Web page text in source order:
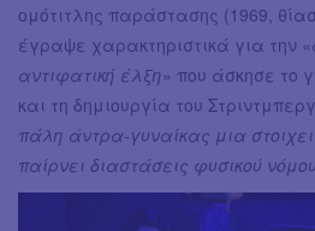
ομότιτλης παράστασης (1969,
έγραψε χαρακτηριστικά για την «
αντιφατική έλξη» που άσκησε το
και τη δημιουργία του
πάλη άντρα-γυναίκας μια
παίρνει διαστάσεις φυσικού νόμου